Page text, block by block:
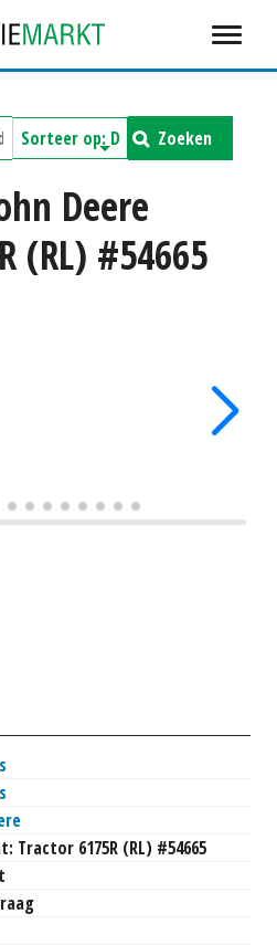
Zoeken
Deere
(RL) #54665
Tractor 6175R (RL) #54665